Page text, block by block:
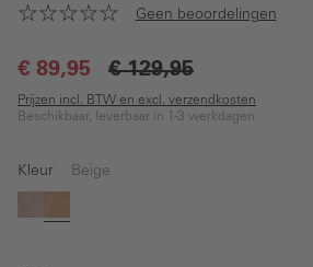
Geen beoordelingen
€ 89,95 € 129,95
Prijzen incl. BTW en excl. verzendkosten
Beschikbaar, leverbaar in 1-3 werkdagen
Kleur Beige
RozeBeige